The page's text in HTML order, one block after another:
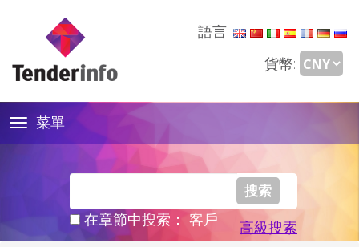
語言:
貨幣:
Toggle
navigation
菜單
在章節中搜索： 客戶
高級搜索